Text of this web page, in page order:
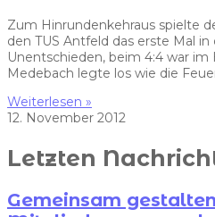
Zum Hinrundenkehraus spielte
den TUS Antfeld das erste Mal in
Unentschieden, beim 4:4 war im
Medebach legte los wie die
Weiterlesen »
12. November 2012
Letzten
Gemeinsam